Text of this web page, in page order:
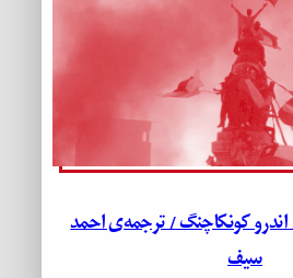
کونکاچنگ / ترجمه‌ی احمد
سیف